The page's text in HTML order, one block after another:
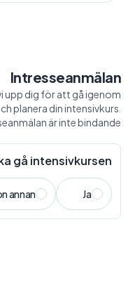
Intresseanmälan
upp dig för att gå igenom
planera din intensivkurs.
är inte bindande.
gå intensivkursen?
Ja
annan